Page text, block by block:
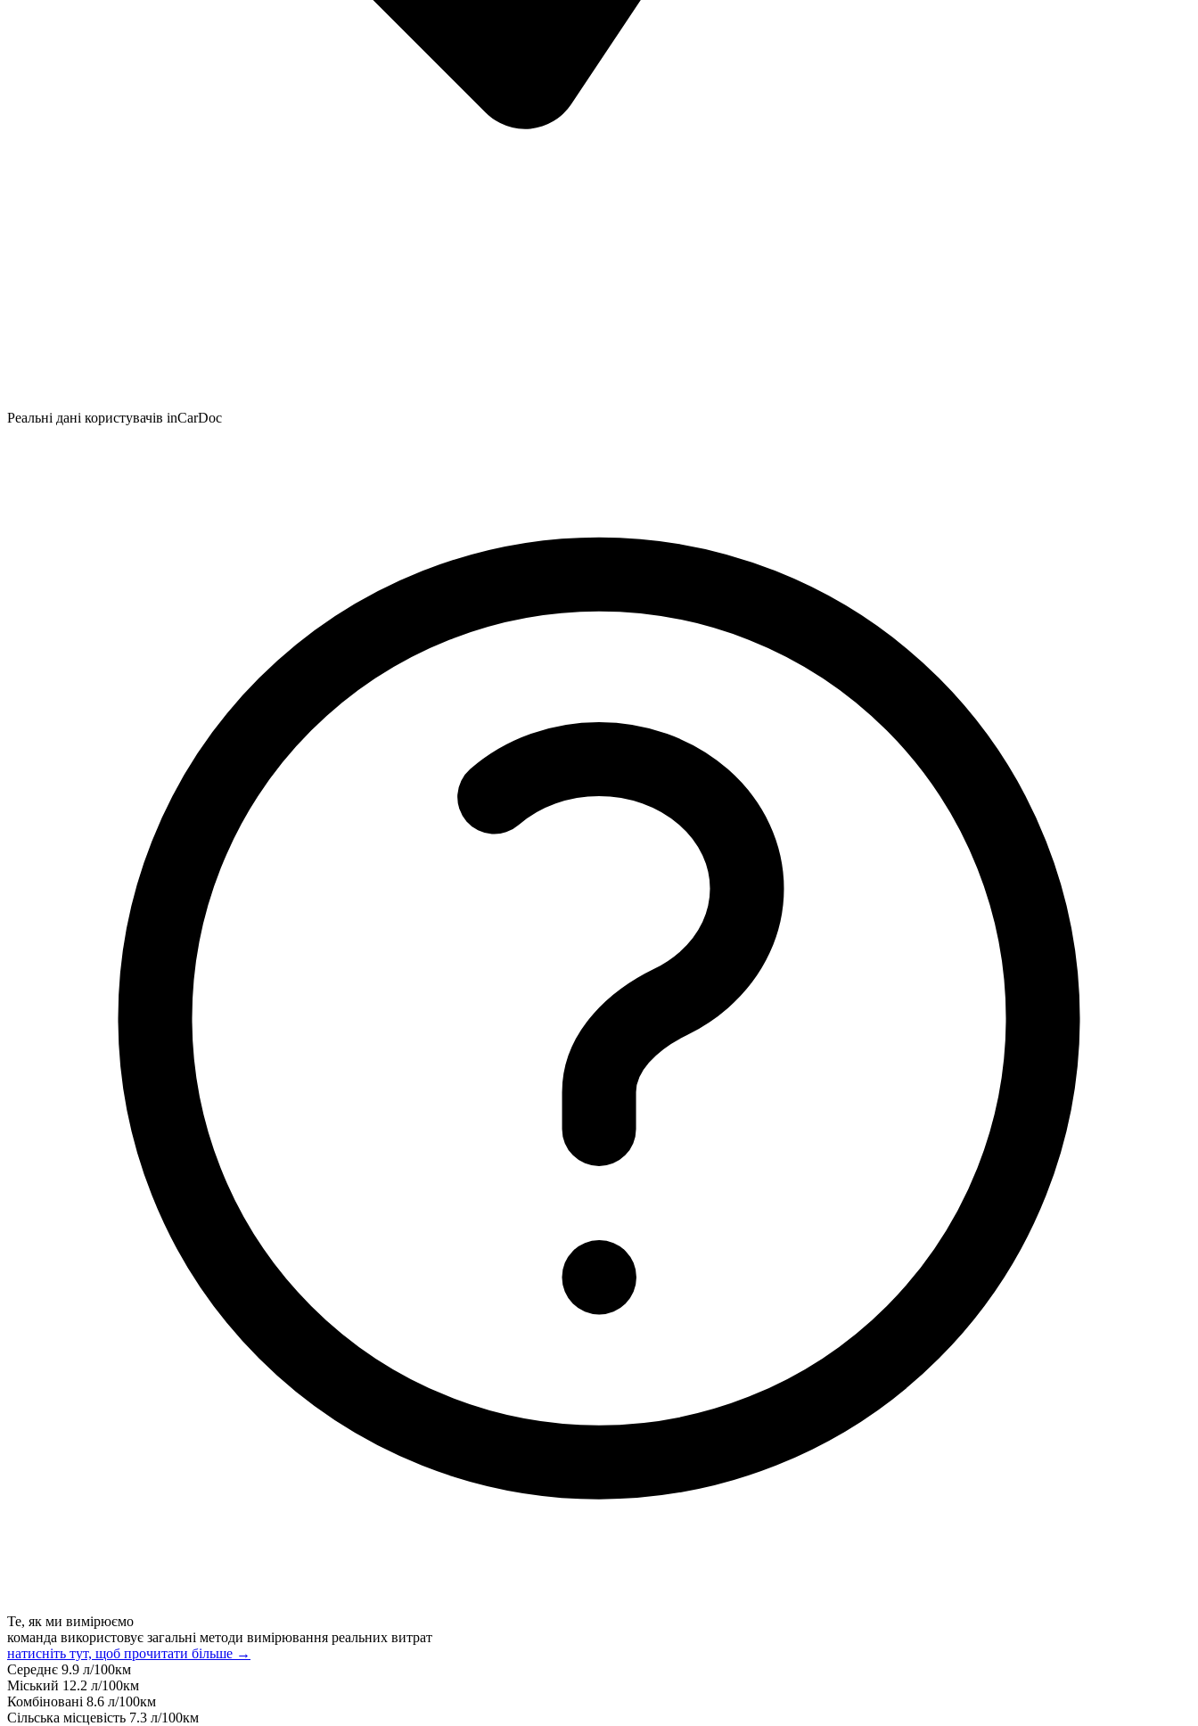
Реальні дані користувачів inCarDoc
Те, як ми вимірюємо
команда використовує загальні методи вимірювання реальних витрат
натисніть тут, щоб прочитати більше →
Середнє 9.9 л/100км
Міський 12.2 л/100км
Комбіновані 8.6 л/100км
Сільська місцевість 7.3 л/100км